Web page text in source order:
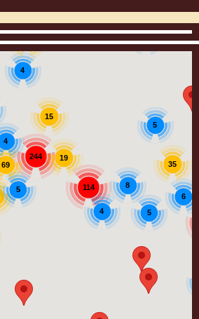
244
15
114
5
69
8
19
4
4
6
5
4
5
12
35